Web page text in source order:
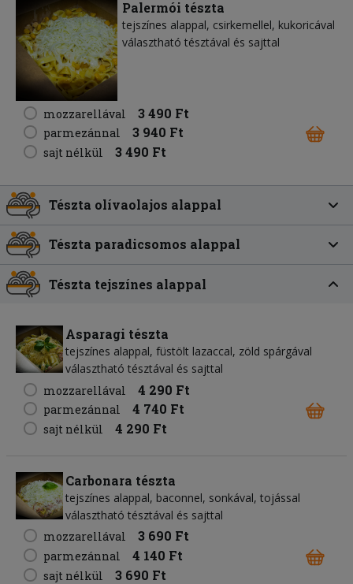
Palermói tészta
tejszínes alappal, csirkemellel, kukoricával
választható tésztával és sajttal
mozzarellával 3 490 Ft
parmezánnal 3 940 Ft
sajt nélkül 3 490 Ft
Tészta olívaolajos alappal
Tészta paradicsomos alappal
Tészta tejszínes alappal
Asparagi tészta
tejszínes alappal, füstölt lazaccal, zöld spárgával
választható tésztával és sajttal
mozzarellával
4 290 Ft
parmezánnal 4 740 Ft
sajt nélkül 4 290 Ft
Carbonara tészta
tejszínes alappal, baconnel, sonkával, tojással
választható tésztával és sajttal
mozzarellával
3 690 Ft
parmezánnal 4 140 Ft
sajt nélkül 3 690 Ft